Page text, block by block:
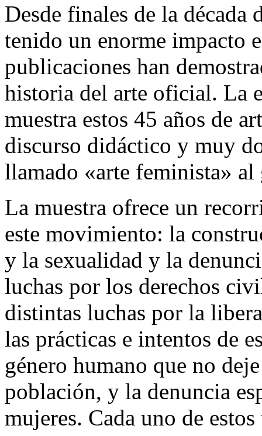
Desde finales de la década
tenido un enorme impacto
publicaciones han
historia del arte oficial. La
muestra estos 45 años de
discurso didáctico y muy
llamado «arte feminista»
La muestra ofrece un
este movimiento: la
y la sexualidad y la
luchas por los derechos
distintas luchas por la
las prácticas e intentos de
género humano que no
población, y la denuncia
mujeres. Cada uno de